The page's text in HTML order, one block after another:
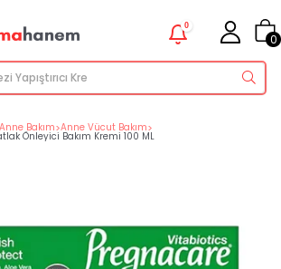
0
0
Anne Bakım>Anne Vücut Bakım>
Önleyici Bakım Kremi 100 ML